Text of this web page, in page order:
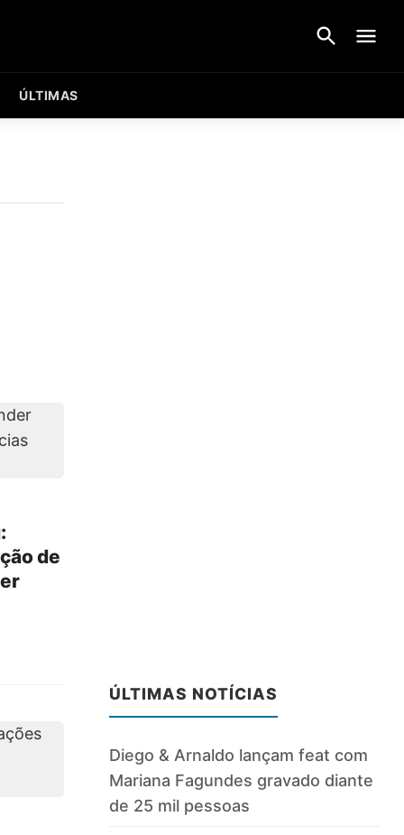
ÚLTIMAS
de
ÚLTIMAS NOTÍCIAS
Diego & Arnaldo lançam feat com
Mariana Fagundes gravado diante
de 25 mil pessoas